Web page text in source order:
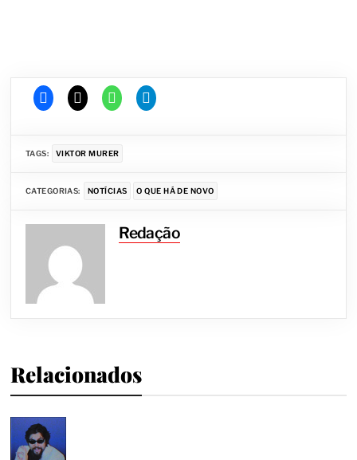
TAGS: VIKTOR MURER
CATEGORIAS: NOTÍCIAS O QUE HÁ DE NOVO
Redação
Relacionados